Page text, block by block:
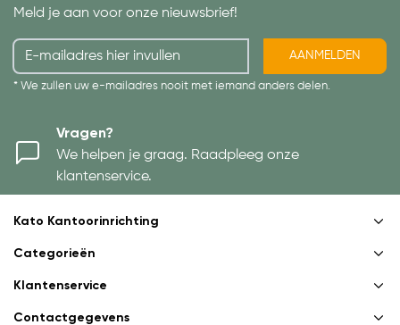
Meld je aan voor onze nieuwsbrief!
AANMELDEN
* We zullen uw e-mailadres nooit met iemand anders delen.
Vragen?
We helpen je graag. Raadpleeg onze
klantenservice.
Kato Kantoorinrichting
Categorieën
Klantenservice
Contactgegevens